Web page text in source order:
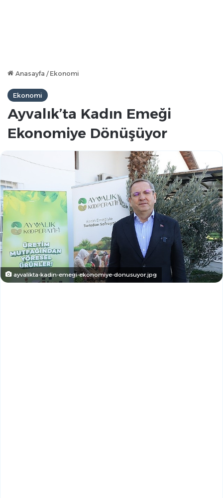
Anasayfa / Ekonomi
Ekonomi
Ayvalık’ta Kadın Emeği
Ekonomiye Dönüşüyor
ayvalikta-kadin-emegi-ekonomiye-donusuyor.jpg